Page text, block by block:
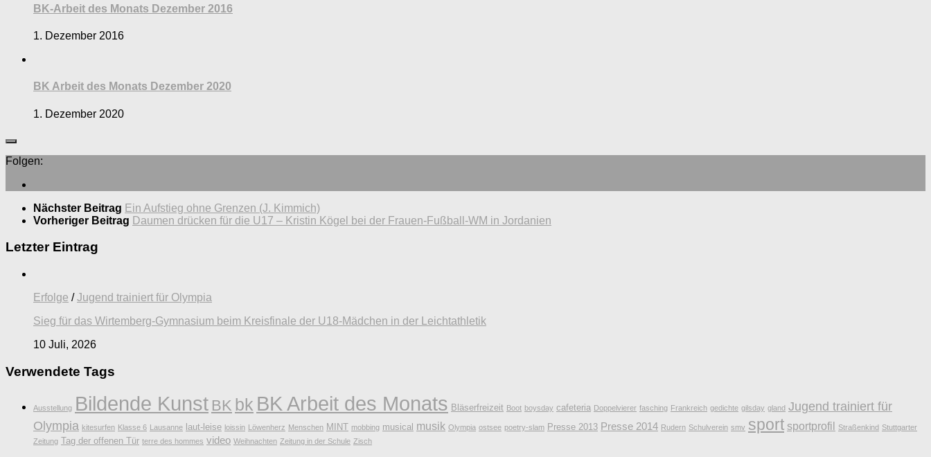
BK-Arbeit des Monats Dezember 2016
1. Dezember 2016
BK Arbeit des Monats Dezember 2020
1. Dezember 2020
Folgen:
Nächster Beitrag Ein Aufstieg ohne Grenzen (J. Kimmich)
Vorheriger Beitrag Daumen drücken für die U17 – Kristin Kögel bei der Frauen-Fußball-WM in Jordanien
Letzter Eintrag
Erfolge /Jugend trainiert für Olympia
Sieg für das Wirtemberg-Gymnasium beim Kreisfinale der U18-Mädchen in der Leichtathletik
10 Juli, 2026
Verwendete Tags
Ausstellung Bildende Kunst BK bk BK Arbeit des Monats Bläserfreizeit Boot boysday cafeteria Doppelvierer fasching Frankreich gedichte gilsday gland Jugend trainiert für
Olympia kitesurfen Klasse 6 Lausanne laut-leise loissin Löwenherz Menschen MINT mobbing musical musik Olympia ostsee poetry-slam Presse 2013 Presse 2014 Rudern Schulverein smv sport sportprofil Straßenkind Stuttgarter
Zeitung Tag der offenen Tür terre des hommes video Weihnachten Zeitung in der Schule Zisch